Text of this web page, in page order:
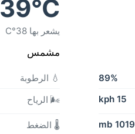
89%
15 kph
1019 mb
39°C
يشعر بها 38°C
مشمس
💧 الرطوبة
🌬️ الرياح
🌡️ الضغط